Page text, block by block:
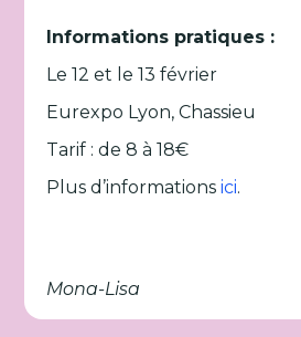
Informations pratiques :
Le 12 et le 13 février
Eurexpo Lyon, Chassieu
Tarif : de 8 à 18€
Plus d’informationsici.
Mona-Lisa